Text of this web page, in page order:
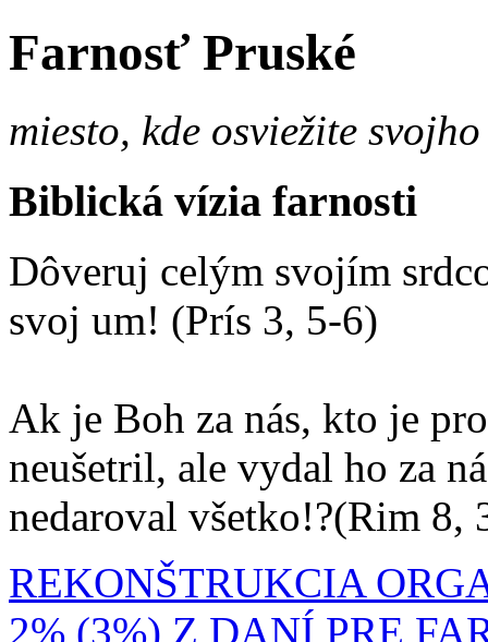
Farnosť Pruské
miesto, kde osviežite
Biblická vízia farnosti
Dôveruj celým svojím
svoj um! (Prís 3, 5-6)
Ak je Boh za nás, kto je
neušetril, ale vydal ho za
nedaroval všetko!?(Rim 8,
REKONŠTRUKCIA
2% (3%) Z DANÍ PRE